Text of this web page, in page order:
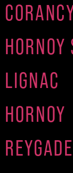
HORNOY
LIGNAC
HORNOY
REYGADE